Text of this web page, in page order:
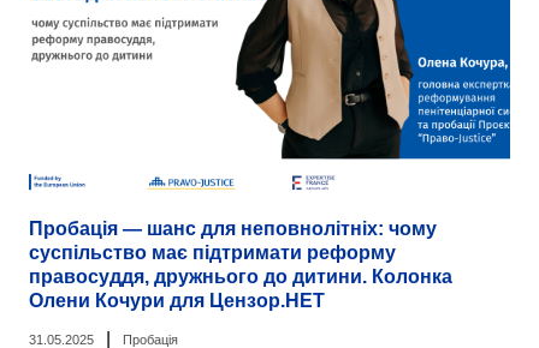
Пробація — шанс для неповнолітніх: чому
суспільство має підтримати реформу
правосуддя, дружнього до дитини. Колонка
Олени Кочури для Цензор.НЕТ
31.05.2025 Пробація